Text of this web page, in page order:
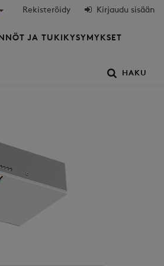
Rekisteröidy Kirjaudu sisään
JA TUKIKYSYMYKSET
HAKU